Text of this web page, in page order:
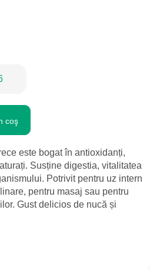
coş
este bogat în antioxidanți,
Susține digestia, vitalitatea
Potrivit pentru uz intern
pentru masaj sau pentru
Gust delicios de nucă și